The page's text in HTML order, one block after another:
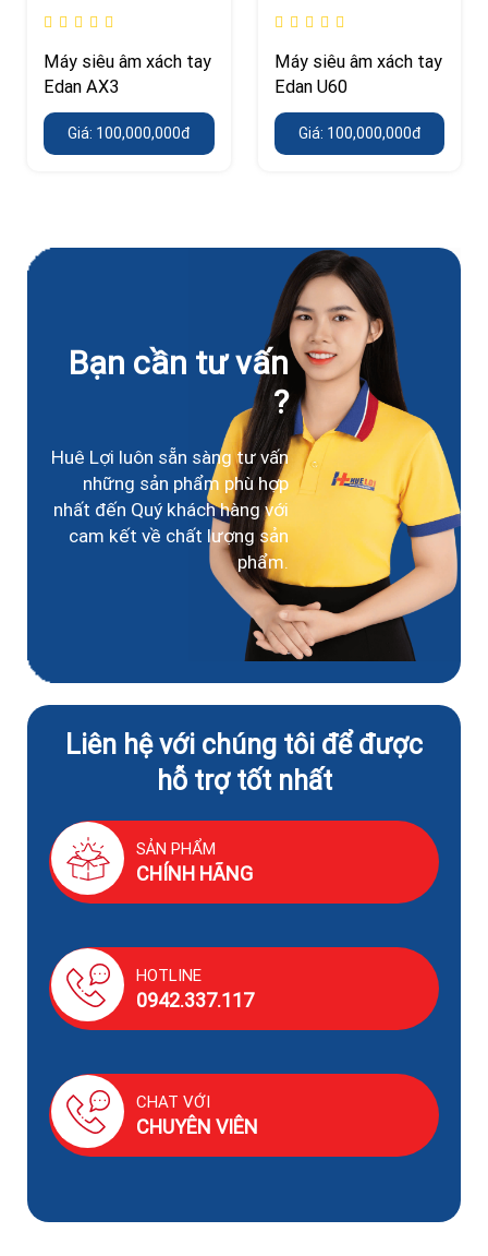
Máy siêu âm xách tay
Edan AX3
Giá: 100,000,000đ
Máy siêu âm xách tay
Edan U60
Giá: 100,000,000đ
Bạn cần tư vấn
?
Huê Lợi luôn sẵn sàng tư vấn
những sản phẩm phù hợp
nhất đến Quý khách hàng với
cam kết về chất lượng sản
phẩm.
Liên hệ với chúng tôi để được
hỗ trợ tốt nhất
SẢN PHẨM
CHÍNH HÃNG
HOTLINE
0942.337.117
CHAT VỚI
CHUYÊN VIÊN